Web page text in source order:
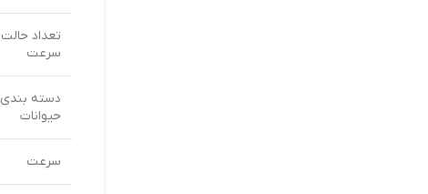
تعداد حالت
سرعت
دسته بندی
حیوانات
سرعت